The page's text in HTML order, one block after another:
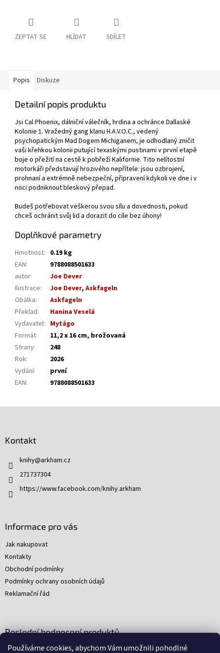
Používáme cookies, abychom Vám umožnili pohodlné
ZEPTAT SE HLÍDAT SDÍLET
Popis Diskuze
Detailní popis produktu
Jsi Cal Phoenix, dálniční válečník, hrdina a ochránce Dallaské
Kolonie 1. Vražedný gang klanu H.A.V.O.C., vedený
psychopatickým Mad Dogem Michiganem, je odhodlaný zničit
vaši křehkou kolonii putující texaskými pustinami v první etapě
boje o přežití na cestě k pobřeží Kalifornie. Tito nelítostní
motorkáři představují hrozivého nepřítele: jsou ozbrojení,
prohnaní a extrémně nebezpeční, připravení kdykoli ve dne i v
noci podniknout bleskový přepad.
Budeš potřebovat veškerou svou sílu a dovednosti, pokud
chceš ochránit svůj lid a dorazit do cíle bez úhony!
Doplňkové parametry
Hmotnost: 0.19 kg
EAN:
9788088501633
autor:
Joe Dever
Ilustrace: Joe Dever, Askfageln
Obálka:
Askfageln
Překlad:
Hanina Veselá
Vydavatel: Mytágo
Formát:
11,2 x 16 cm, brožovaná
Strany:
248
Rok:
2026
Vydání:
první
EAN: 9788088501633
Kontakt
knihy@arkham.cz
271737304
https://www.facebook.com/knihy.arkham
Informace pro vás
Jak nakupovat
Kontakty
Obchodní podmínky
Podmínky ochrany osobních údajů
Reklamační řád
Poslední hodnocení produktů